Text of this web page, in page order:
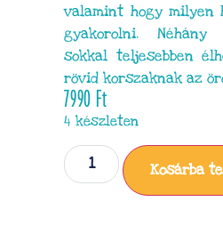
valamint hogy milyen
gyakorolni.
sokkal teljesebben
rövid korszaknak az
7990Ft
4 készleten
Kosárba